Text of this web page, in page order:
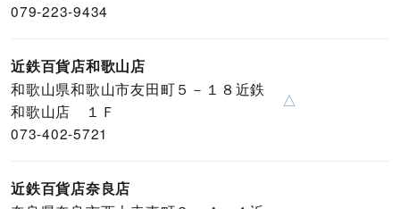
079-223-9434
近鉄百貨店和歌山店
和歌山県和歌山市友田町５－１８近鉄
和歌山店 １Ｆ
073-402-5721
△
近鉄百貨店奈良店